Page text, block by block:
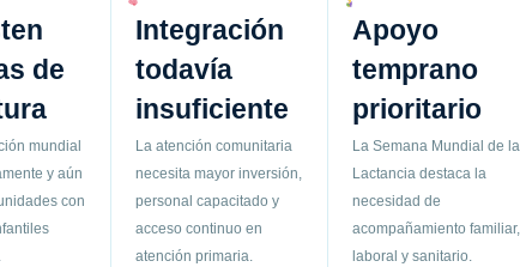
de
mundial
y aún
con
Integración
todavía
insuficiente
La atención comunitaria
necesita mayor inversión,
personal capacitado y
acceso continuo en
atención primaria.
Apoyo
temprano
prioritario
La Semana Mundial de la
Lactancia destaca la
necesidad de
acompañamiento familiar,
laboral y sanitario.